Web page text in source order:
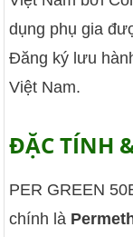
dụng phụ gia
Đăng ký lưu
Việt Nam.
ĐẶC TÍNH
PER GREEN
chính là